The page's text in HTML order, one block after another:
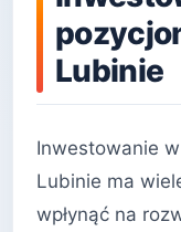
Lubinie
Inwestowanie
Lubinie ma
wpłynąć na